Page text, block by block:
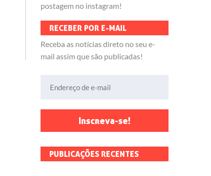
postagem no instagram!
RECEBER POR E-MAIL
Receba as notícias direto no seu e-
mail assim que são publicadas!
Inscreva-se!
PUBLICAÇÕES RECENTES